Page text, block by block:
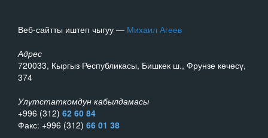
Веб-сайтты иштеп чыгуу — Михаил Агеев
Адрес
720033, Кыргыз Республикасы, Бишкек ш., Фрунзе көчөсү,
374
Улутстаткомдун кабылдамасы
+996 (312) 62 60 84
Факс: +996 (312) 66 01 38